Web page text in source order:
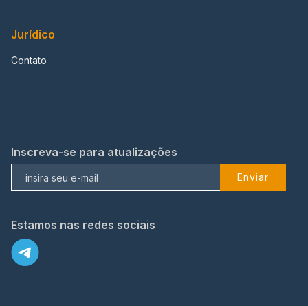
Jurídico
Contato
Inscreva-se para atualizações
Enviar
Estamos nas redes sociais